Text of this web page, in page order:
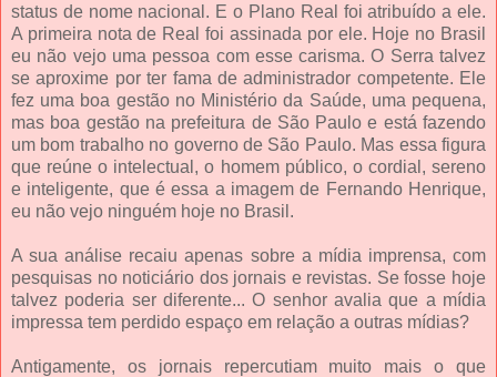
status de nome nacional. E o Plano Real foi atribuído a ele.
A primeira nota de Real foi assinada por ele. Hoje no Brasil
eu não vejo uma pessoa com esse carisma. O Serra talvez
se aproxime por ter fama de administrador competente. Ele
fez uma boa gestão no Ministério da Saúde, uma pequena,
mas boa gestão na prefeitura de São Paulo e está fazendo
um bom trabalho no governo de São Paulo. Mas essa figura
que reúne o intelectual, o homem público, o cordial, sereno
e inteligente, que é essa a imagem de Fernando Henrique,
eu não vejo ninguém hoje no Brasil.
A sua análise recaiu apenas sobre a mídia imprensa, com
pesquisas no noticiário dos jornais e revistas. Se fosse hoje
talvez poderia ser diferente... O senhor avalia que a mídia
impressa tem perdido espaço em relação a outras mídias?
Antigamente, os jornais repercutiam muito mais o que